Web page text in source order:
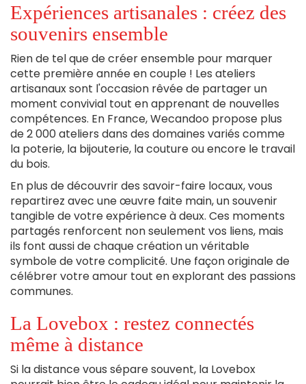
Expériences artisanales : créez des
souvenirs ensemble
Rien de tel que de créer ensemble pour marquer
cette première année en couple ! Les ateliers
artisanaux sont l'occasion rêvée de partager un
moment convivial tout en apprenant de nouvelles
compétences. En France, Wecandoo propose plus
de 2 000 ateliers dans des domaines variés comme
la poterie, la bijouterie, la couture ou encore le travail
du bois.
En plus de découvrir des savoir-faire locaux, vous
repartirez avec une œuvre faite main, un souvenir
tangible de votre expérience à deux. Ces moments
partagés renforcent non seulement vos liens, mais
ils font aussi de chaque création un véritable
symbole de votre complicité. Une façon originale de
célébrer votre amour tout en explorant des passions
communes.
La Lovebox : restez connectés
même à distance
Si la distance vous sépare souvent, la Lovebox